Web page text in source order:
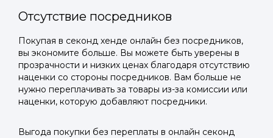
Отсутствие посредников
Покупая в секонд хенде онлайн без посредников,
вы экономите больше. Вы можете быть уверены в
прозрачности и низких ценах благодаря отсутствию
наценки со стороны посредников. Вам больше не
нужно переплачивать за товары из-за комиссии или
наценки, которую добавляют посредники.
Выгода покупки без переплаты в онлайн секонд